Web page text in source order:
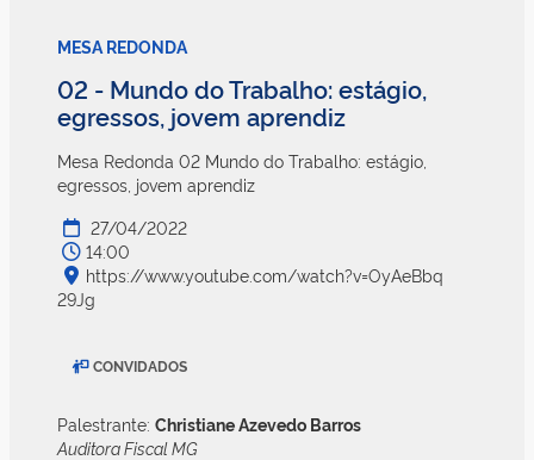
MESA REDONDA
02 - Mundo do Trabalho: estágio,
egressos, jovem aprendiz
Mesa Redonda 02 Mundo do Trabalho: estágio,
egressos, jovem aprendiz
27/04/2022
14:00
https://www.youtube.com/watch?v=OyAeBbq
29Jg
CONVIDADOS
Palestrante: Christiane Azevedo Barros
Auditora Fiscal MG